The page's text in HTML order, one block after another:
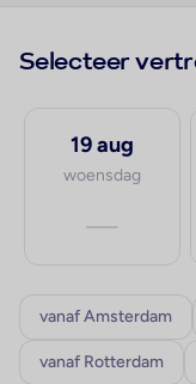
Selecteer
19 aug
woensdag
—
vanaf Amsterdam
vanaf Rotterdam